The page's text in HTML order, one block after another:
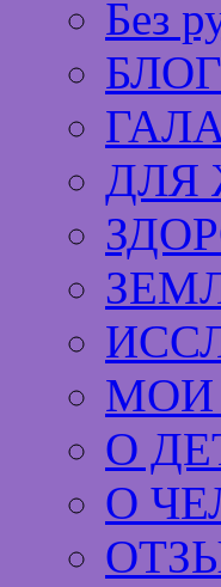
Без
БЛОГ
ДЛЯ
МОИ
О
О